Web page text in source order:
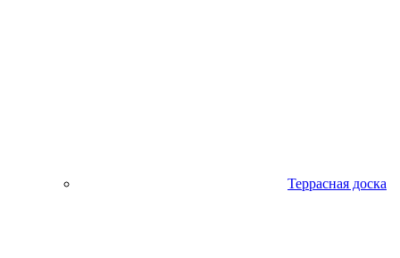
Террасная доска